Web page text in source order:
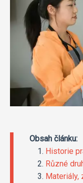
Obsah článku:
Historie
Různé
Materiály,